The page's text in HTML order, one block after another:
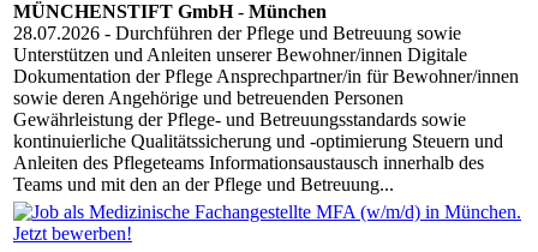
MÜNCHENSTIFT GmbH- München
28.07.2026 - Durchführen der Pflege und Betreuung sowie
Unterstützen und Anleiten unserer Bewohner/innen Digitale
Dokumentation der Pflege Ansprechpartner/in für Bewohner/innen
sowie deren Angehörige und betreuenden Personen
Gewährleistung der Pflege- und Betreuungsstandards sowie
kontinuierliche Qualitätssicherung und -optimierung Steuern und
Anleiten des Pflegeteams Informationsaustausch innerhalb des
Teams und mit den an der Pflege und Betreuung...